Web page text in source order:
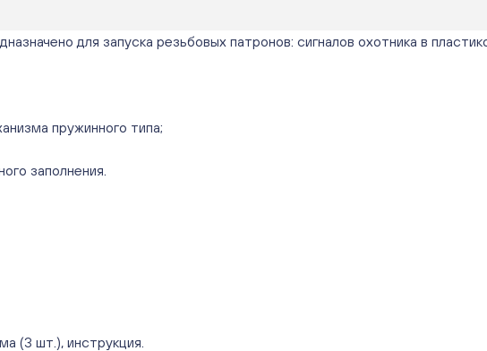
для запуска резьбовых патронов: сигналов охотника в
пружинного типа;
заполнения.
(3 шт.), инструкция.